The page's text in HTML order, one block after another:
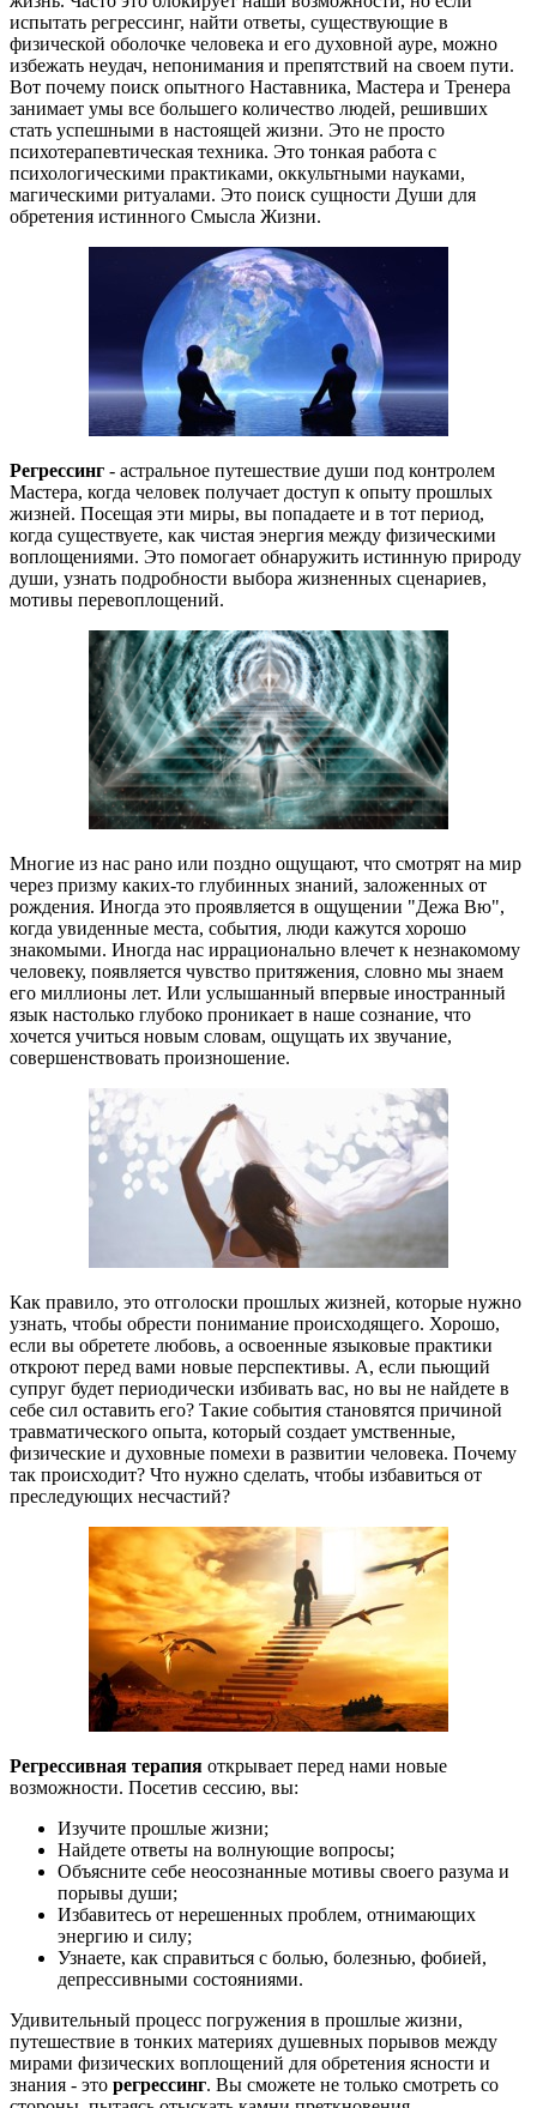
испытать регрессинг, найти ответы, существующие в
физической оболочке человека и его духовной ауре, можно
избежать неудач, непонимания и препятствий на своем пути.
Вот почему поиск опытного Наставника, Мастера и Тренера
занимает умы все большего количество людей, решивших
стать успешными в настоящей жизни. Это не просто
психотерапевтическая техника. Это тонкая работа с
психологическими практиками, оккультными науками,
магическими ритуалами. Это поиск сущности Души для
обретения истинного Смысла Жизни.
Регрессинг - астральное путешествие души под контролем
Мастера, когда человек получает доступ к опыту прошлых
жизней. Посещая эти миры, вы попадаете и в тот период,
когда существуете, как чистая энергия между физическими
воплощениями. Это помогает обнаружить истинную природу
души, узнать подробности выбора жизненных сценариев,
мотивы перевоплощений.
Многие из нас рано или поздно ощущают, что смотрят на мир
через призму каких-то глубинных знаний, заложенных от
рождения. Иногда это проявляется в ощущении "Дежа Вю",
когда увиденные места, события, люди кажутся хорошо
знакомыми. Иногда нас иррационально влечет к незнакомому
человеку, появляется чувство притяжения, словно мы знаем
его миллионы лет. Или услышанный впервые иностранный
язык настолько глубоко проникает в наше сознание, что
хочется учиться новым словам, ощущать их звучание,
совершенствовать произношение.
Как правило, это отголоски прошлых жизней, которые нужно
узнать, чтобы обрести понимание происходящего. Хорошо,
если вы обретете любовь, а освоенные языковые практики
откроют перед вами новые перспективы. А, если пьющий
супруг будет периодически избивать вас, но вы не найдете в
себе сил оставить его? Такие события становятся причиной
травматического опыта, который создает умственные,
физические и духовные помехи в развитии человека. Почему
так происходит? Что нужно сделать, чтобы избавиться от
преследующих несчастий?
Регрессивная терапия открывает перед нами новые
возможности. Посетив сессию, вы:
Изучите прошлые жизни;
Найдете ответы на волнующие вопросы;
Объясните себе неосознанные мотивы своего разума и
порывы души;
Избавитесь от нерешенных проблем, отнимающих
энергию и силу;
Узнаете, как справиться с болью, болезнью, фобией,
депрессивными состояниями.
Удивительный процесс погружения в прошлые жизни,
путешествие в тонких материях душевных порывов между
мирами физических воплощений для обретения ясности и
знания - это регрессинг. Вы сможете не только смотреть со